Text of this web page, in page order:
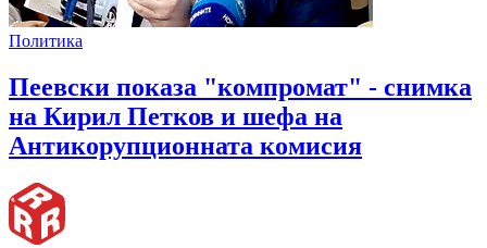
Политика
Пеевски показа "компромат" - снимка
на Кирил Петков и шефа на
Антикорупционната комисия